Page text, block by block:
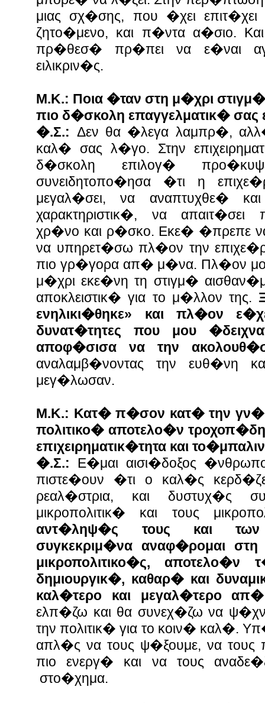
μιας σχ�σης, που �χει
ζητο�μενο, και π�ντα α�σιο.
πρ�θεσ� πρ�πει να ε�ναι
ειλικριν�ς.
Μ.Κ.: Ποια �ταν στη μ�χρι
πιο δ�σκολη επαγγελματικ� σας
�.Σ.: Δεν θα �λεγα λαμπρ�,
καλ� σας λ�γο. Στην
δ�σκολη επιλογ�
συνειδητοπο�ησα �τι η
μεγαλ�σει, να αναπτυχθε�
χαρακτηριστικ�, να απαιτ�σει
χρ�νο και ρ�σκο. Εκε� �πρεπε
να υπηρετ�σω πλ�ον την
πιο γρ�γορα απ� μ�να. Πλ�ον
μ�χρι εκε�νη τη στιγμ�
αποκλειστικ� για το μ�λλον της.
ενηλικι�θηκε» και πλ�ον
δυνατ�τητες που μου
αποφ�σισα να την
αναλαμβ�νοντας την ευθ�νη
μεγ�λωσαν.
Μ.Κ.: Κατ� π�σον κατ� την
πολιτικο� αποτελο�ν
επιχειρηματικ�τητα και
�.Σ.: Ε�μαι αισι�δοξος
πιστε�ουν �τι ο καλ�ς
ρεαλ�στρια, και δυστυχ�ς
μικροπολιτικ� και τους
αντ�ληψ�ς τους και των
συγκεκριμ�να αναφ�ρομαι στη
μικροπολιτικο�ς,
δημιουργικ�, καθαρ� και
καλ�τερο και μεγαλ�τερο
ελπ�ζω και θα συνεχ�ζω να
την πολιτικ� για το κοιν� καλ�.
απλ�ς να τους ψ�ξουμε, να
πιο ενεργ� και να τους
στο�χημα.